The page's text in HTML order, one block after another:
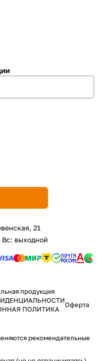
21
выходной
продукция
ПОЛИТИКА
Оферта
рекомендательные